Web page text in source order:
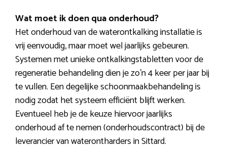
Wat moet ik doen qua onderhoud?
Het onderhoud van de waterontkalking installatie is
vrij eenvoudig, maar moet wel jaarlijks gebeuren.
Systemen met unieke ontkalkingstabletten voor de
regeneratie behandeling dien je zo’n 4 keer per jaar bij
te vullen. Een degelijke schoonmaakbehandeling is
nodig zodat het systeem efficiënt blijft werken.
Eventueel heb je de keuze hiervoor jaarlijks
onderhoud af te nemen (onderhoudscontract) bij de
leverancier van waterontharders in Sittard.